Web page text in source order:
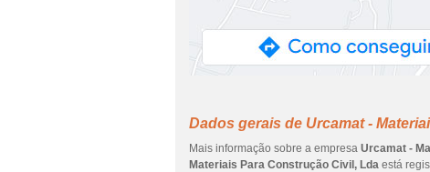
Dados gerais de Urcamat -
Mais informação sobre a empresa Urcamat -
Materiais Para Construção Civil, Lda está